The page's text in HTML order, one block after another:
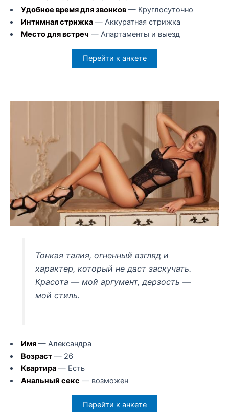
Удобное время для звонков— Круглосуточно
Интимная стрижка— Аккуратная стрижка
Место для встреч — Апартаменты и выезд
Перейти к анкете
Тонкая талия, огненный взгляд и
характер, который не даст заскучать.
Красота — мой аргумент, дерзость —
мой стиль.
Имя— Александра
Возраст— 26
Квартира— Есть
Анальный секс — возможен
Перейти к анкете